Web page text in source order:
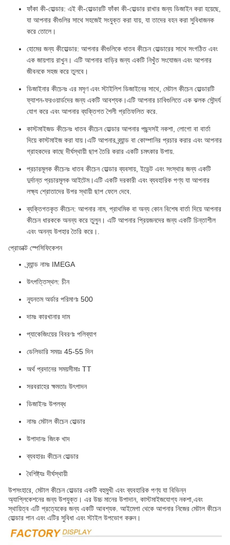
ফাঁকা কী-হোল্ডার: এই কী-হোল্ডারটি ফাঁকা কী-হোল্ডার রাখার জন্য ডিজাইন করা হয়েছে,
যা আপনার কীগুলির সাথে সহজেই সংযুক্ত করা যায়, যা তাদের বহন করা সুবিধাজনক
করে তোলে।
হোমের জন্য কীহোল্ডার: আপনার কীগুলিকে ধাতব কীচেন হোল্ডারের সাথে সংগঠিত এবং
এক জায়গায় রাখুন। এটি আপনার বাড়ির জন্য একটি নিখুঁত সংযোজন এবং আপনার
জীবনকে সহজ করে তুলবে।
ডিজাইনার কীচেনঃ এর মসৃণ এবং স্টাইলিশ ডিজাইনের সাথে, মেটাল কীচেন হোল্ডারটি
ফ্যাশন-ফরওয়ার্ডদের জন্য একটি আবশ্যক।এটি আপনার চাবিগুলিতে এক ঝলক সৌন্দর্য
যোগ করে এবং আপনার ব্যক্তিগত শৈলী প্রতিফলিত করে.
কাস্টমাইজড কীচেনঃ ধাতব কীচেন হোল্ডার আপনার পছন্দসই নকশা, লোগো বা বার্তা
দিয়ে কাস্টমাইজ করা যায়।এটি আপনার ব্র্যান্ড বা কোম্পানির প্রচার করার এবং আপনার
গ্রাহকদের কাছে দীর্ঘস্থায়ী ছাপ তৈরি করার একটি চমৎকার উপায়.
প্রচারমূলক কীচেনঃ ধাতব কীচেন হোল্ডার ব্যবসায়, ইভেন্ট এবং সংস্থার জন্য একটি
দুর্দান্ত প্রচারমূলক আইটেম।এটি একটি দরকারী এবং ব্যবহারিক পণ্য যা আপনার
লক্ষ্য শ্রোতাদের উপর স্থায়ী ছাপ ফেলে দেবে.
ব্যক্তিগতকৃত কীচেন: আপনার নাম, প্রাথমিক বা অন্য কোন বিশেষ বার্তা দিয়ে আপনার
কীচেন ধারককে অনন্য করে তুলুন। এটি আপনার প্রিয়জনদের জন্য একটি চিন্তাশীল
এবং অনন্য উপহার তৈরি করে।.
প্রোডাক্ট স্পেসিফিকেশন
ব্র্যান্ড নামঃ IMEGA
উৎপত্তিস্থল: চীন
ন্যূনতম অর্ডার পরিমাণঃ 500
দামঃ কারখানার দাম
প্যাকেজিংয়ের বিবরণঃ পলিব্যাগ
ডেলিভারি সময়ঃ 45-55 দিন
অর্থ প্রদানের সময়সীমাঃ TT
সরবরাহের ক্ষমতাঃ উৎপাদন
ডিজাইনঃ উপলব্ধ
নামঃ মেটাল কীচেন হোল্ডার
উপাদানঃ জিংক খাদ
ব্যবহারঃ কীচেন হোল্ডার
বৈশিষ্ট্যঃ দীর্ঘস্থায়ী
উপসংহারে, মেটাল কীচেন হোল্ডার একটি বহুমুখী এবং ব্যবহারিক পণ্য যা বিভিন্ন
অ্যাপ্লিকেশনের জন্য উপযুক্ত। এর উচ্চ মানের উপাদান, কাস্টমাইজযোগ্য নকশা,এবং
স্থায়িত্ব এটি প্রত্যেকের জন্য একটি আবশ্যক. আইমেগা থেকে আপনার নিজের মেটাল কীচেন
হোল্ডার পান এবং এটির সুবিধা এবং স্টাইল উপভোগ করুন।